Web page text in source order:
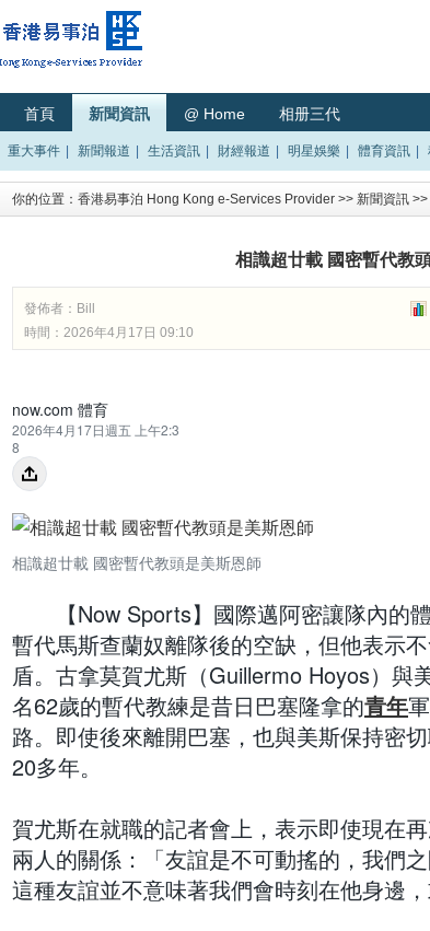
首頁 新聞資訊 @ Home 相册三代
重大事件 新聞報道 生活資訊 財經報道 明星娛樂 體育資訊
你的位置： 香港易事泊 Hong Kong e-Services Provider >> 新聞資訊 >>
相識超廿載 國密暫代教
發佈者： Bill
時間：2026年4月17日 09:10
now.com 體育
2026年4月17日週五 上午2:3
8
相識超廿載 國密暫代教頭是美斯恩師
【Now Sports】國際邁阿密讓隊內的
暫代馬斯查蘭奴離隊後的空缺，但他表示
盾。古拿莫賀尤斯（Guillermo Hoyos）與
名62歲的暫代教練是昔日巴塞隆拿的青年
路。即使後來離開巴塞，也與美斯保持密
20多年。
賀尤斯在就職的記者會上，表示即使現在
兩人的關係：「友誼是不可動搖的，我們
這種友誼並不意味著我們會時刻在他身邊，